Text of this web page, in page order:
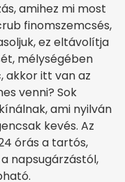
amihez mi most
finomszemcsés,
ez eltávolítja
mélységében
akkor itt van az
venni? Sok
ami nyilván
kevés. Az
órás a tartós,
napsugárzástól,